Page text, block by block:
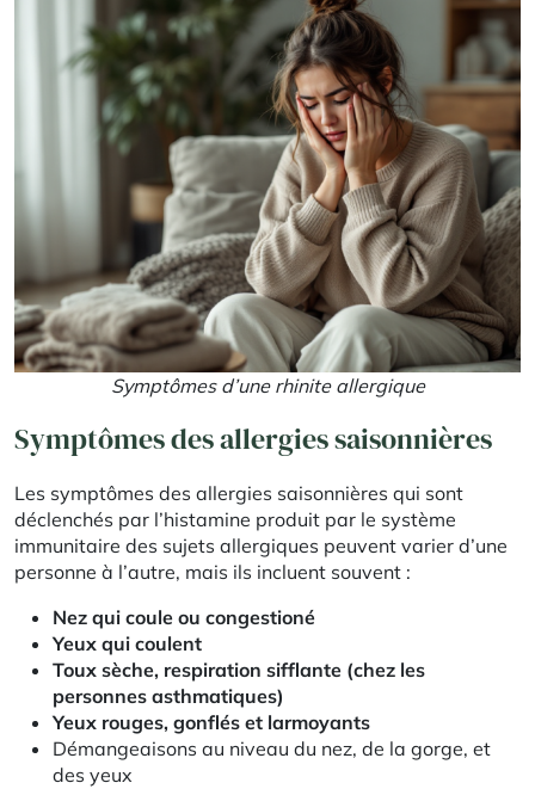
Symptômes d’une rhinite allergique
Symptômes des allergies saisonnières
Les symptômes des allergies saisonnières qui sont
déclenchés par l’histamine produit par le système
immunitaire des sujets allergiques peuvent varier d’une
personne à l’autre, mais ils incluent souvent :
Nez qui coule ou congestioné
Yeux qui coulent
Toux sèche, respiration sifflante (chez les
personnes asthmatiques)
Yeux rouges, gonflés et larmoyants
Démangeaisons au niveau du nez, de la gorge, et
des yeux